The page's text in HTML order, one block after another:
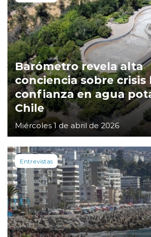
Barómetro revela alta
conciencia sobre crisis
confianza en agua
Chile
Miércoles 1 de abril de 2026
Entrevistas